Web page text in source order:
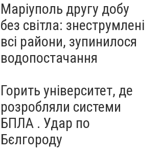
Маріуполь другу добу
без світла: знеструмлені
всі райони, зупинилося
водопостачання
Горить університет, де
розробляли системи
БПЛА . Удар по
Бєлгороду